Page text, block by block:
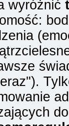
wyróżnić